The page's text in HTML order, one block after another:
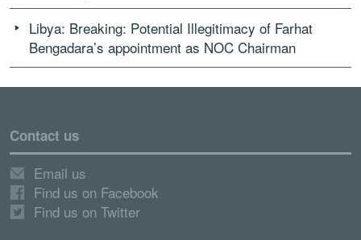
Libya: Breaking: Potential Illegitimacy of Farhat
Bengadara’s appointment as NOC Chairman
Contact us
Email us
Find us on Facebook
Find us on Twitter